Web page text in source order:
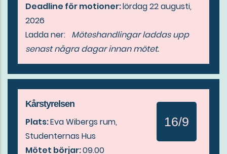
Deadline för motioner:lördag 22 augusti,
2026
Ladda ner: Möteshandlingar laddas upp
senast några dagar innan mötet.
16/9
Kårstyrelsen
Plats:Eva Wibergs rum,
Studenternas Hus
Mötet börjar:09.00